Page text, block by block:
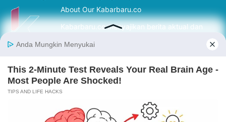
About Our Kabarbaru.co
Kabarbaru.co menyajikan berita aktual dan
serta terverifikasi dari sumber yang tepat.
Follow Kabarbaru